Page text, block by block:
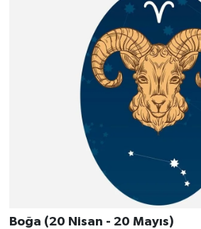
Boğa (20 Nisan - 20 Mayıs)